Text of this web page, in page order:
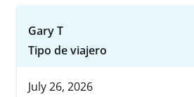
Gary T
Tipo de viajero
July 26, 2026